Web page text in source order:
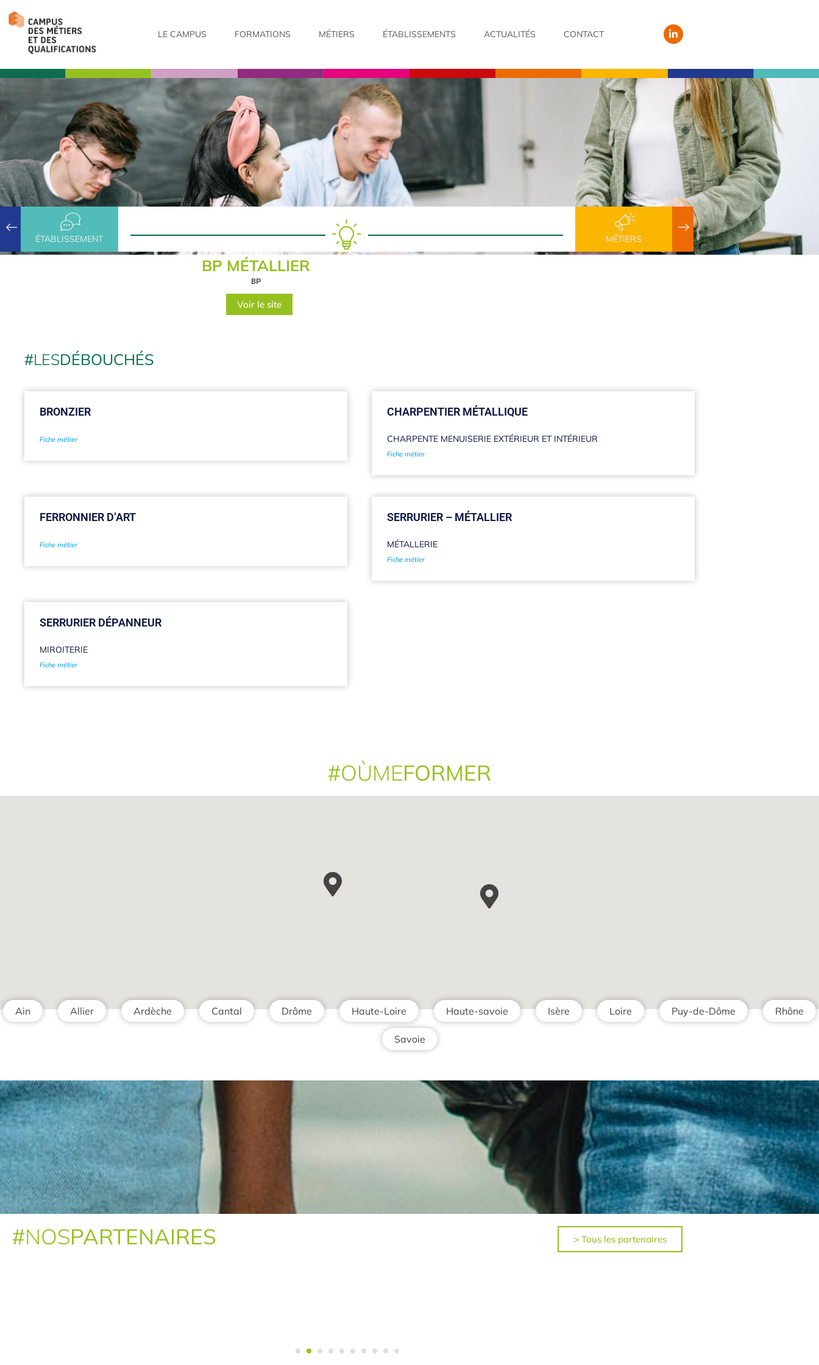
LE CAMPUS FORMATIONS MÉTIERS ÉTABLISSEMENTS ACTUALITÉS CONTACT
ÉTABLISSEMENT MÉTIERS
BP MÉTALLIER
BP
Voir le site
#LESDÉBOUCHÉS
BRONZIER
Fiche métier
CHARPENTIER MÉTALLIQUE
CHARPENTE MENUISERIE EXTÉRIEUR ET INTÉRIEUR
Fiche métier
FERRONNIER D’ART
Fiche métier
SERRURIER – MÉTALLIER
MÉTALLERIE
Fiche métier
SERRURIER DÉPANNEUR
MIROITERIE
Fiche métier
#OÙMEFORMER
Ain Allier Ardèche Cantal Drôme Haute-Loire Haute-savoie Isère Loire Puy-de-Dôme Rhône
Savoie
#NOSPARTENAIRES > Tous les partenaires